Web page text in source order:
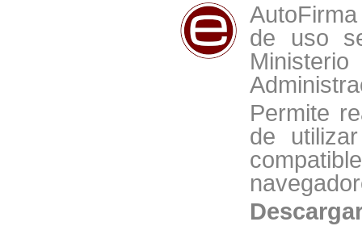
de uso
Permite
de